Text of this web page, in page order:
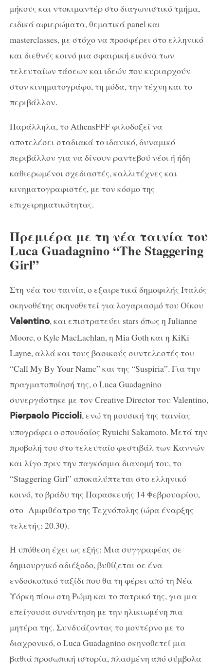
μήκους και ντοκιμαντέρ στο διαγωνιστικό τμήμα,
ειδικά αφιερώματα, θεματικά panel και
masterclasses, με στόχο να προσφέρει στο ελληνικό
και διεθνές κοινό μια σφαιρική εικόνα των
τελευταίων τάσεων και ιδεών που κυριαρχούν
στον κινηματογράφο, τη μόδα, την τέχνη και το
περιβάλλον.
Παράλληλα, το AthensFFF φιλοδοξεί να
αποτελέσει σταδιακά το ιδανικό, δυναμικό
περιβάλλον για να δίνουν ραντεβού νέοι ή ήδη
καθιερωμένοι σχεδιαστές, καλλιτέχνες και
κινηματογραφιστές, με τον κόσμο της
επιχειρηματικότητας.
Πρεμιέρα με τη νέα ταινία του
Luca Guadagnino “The Staggering
Girl”
Στη νέα του ταινία, ο εξαιρετικά δημοφιλής Ιταλός
σκηνοθέτης σκηνοθετεί για λογαριασμό του Οίκου
Valentino, και επιστρατεύει stars όπως η Julianne
Moore, ο Kyle MacLachlan, η Mia Goth και η KiKi
Layne, αλλά και τους βασικούς συντελεστές του
“Call My By Your Name” και της “Suspiria”. Για την
πραγματοποίησή της, ο Luca Guadagnino
συνεργάστηκε με τον Creative Director του Valentino,
Pierpaolo Piccioli, ενώ τη μουσική της ταινίας
υπογράφει ο σπουδαίος Ryuichi Sakamoto. Μετά την
προβολή του στο τελευταίο φεστιβάλ των Καννών
και λίγο πριν την παγκόσμια διανομή του, τo
“Staggering Girl” αποκαλύπτεται στο ελληνικό
κοινό, το βράδυ της Παρασκευής 14 Φεβρουαρίου,
στο Αμφιθέατρο της Τεχνόπολης (ώρα έναρξης
τελετής: 20.30).
Η υπόθεση έχει ως εξής: Μια συγγραφέας σε
δημιουργικό αδιέξοδο, βυθίζεται σε ένα
ενδοσκοπικό ταξίδι που θα τη φέρει από τη Νέα
Υόρκη πίσω στη Ρώμη και το πατρικό της, για μια
επείγουσα συνάντηση με την ηλικιωμένη πια
μητέρα της. Συνδυάζοντας το μοντέρνο με το
διαχρονικό, ο Luca Guadagnino σκηνοθετεί μια
βαθιά προσωπική ιστορία, πλασμένη από σύμβολα